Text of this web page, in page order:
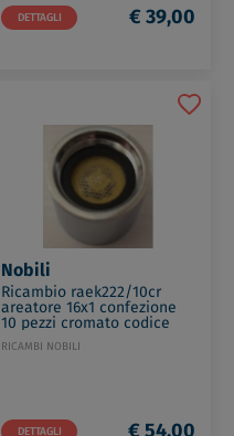
DETTAGLI € 39,00
Nobili
Ricambio raek222/10cr
areatore 16x1 confezione
10 pezzi cromato codice
prod: RAEK222/10CR
RICAMBI NOBILI
DETTAGLI € 54,00